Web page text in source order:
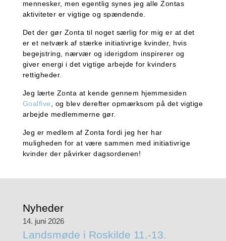
mennesker, men egentlig synes jeg alle Zontas
aktiviteter er vigtige og spændende.
Det der gør Zonta til noget særlig for mig er at det
er et netværk af stærke initiativrige kvinder, hvis
begejstring, nærvær og iderigdom inspirerer og
giver energi i det vigtige arbejde for kvinders
rettigheder.
Jeg lærte Zonta at kende gennem hjemmesiden
Goalfive, og blev derefter opmærksom på det vigtige
arbejde medlemmerne gør.
Jeg er medlem af Zonta fordi jeg her har
muligheden for at være sammen med initiativrige
kvinder der påvirker dagsordenen!
Nyheder
14. juni 2026
Landsmøde i Roskilde 11.-13.